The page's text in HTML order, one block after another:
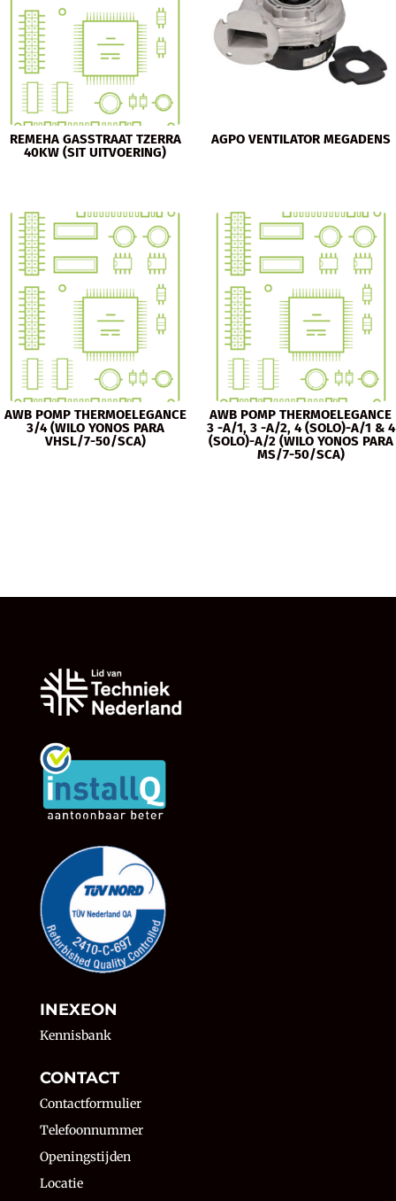
REMEHA GASSTRAAT TZERRA
40KW (SIT UITVOERING)
AGPO VENTILATOR MEGADENS
AWB POMP THERMOELEGANCE
3/4 (WILO YONOS PARA
VHSL/7-50/SCA)
AWB POMP THERMOELEGANCE
3 -A/1, 3 -A/2, 4 (SOLO)-A/1 & 4
(SOLO)-A/2 (WILO YONOS PARA
MS/7-50/SCA)
INEXEON
Kennisbank
CONTACT
Contactformulier
Telefoonnummer
Openingstijden
Locatie